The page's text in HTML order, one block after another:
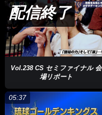
09:50
配信終了
Vol.238 CS セミファイナル 会
場リポート
05:37